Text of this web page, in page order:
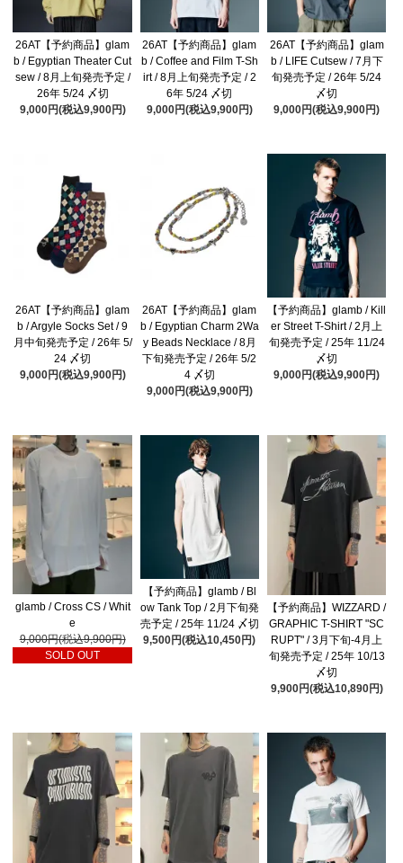
26AT【予約商品】glam
b / Egyptian Theater Cut
sew / 8月上旬発売予定 /
26年 5/24 〆切
9,000円(税込9,900円)
26AT【予約商品】glam
b / Coffee and Film T-Sh
irt / 8月上旬発売予定 / 2
6年 5/24 〆切
9,000円(税込9,900円)
26AT【予約商品】glam
b / LIFE Cutsew / 7月下
旬発売予定 / 26年 5/24
〆切
9,000円(税込9,900円)
26AT【予約商品】glam
b / Argyle Socks Set / 9
月中旬発売予定 / 26年 5/
24 〆切
9,000円(税込9,900円)
26AT【予約商品】glam
b / Egyptian Charm 2Wa
y Beads Necklace / 8月
下旬発売予定 / 26年 5/2
4 〆切
9,000円(税込9,900円)
【予約商品】glamb / Kill
er Street T-Shirt / 2月上
旬発売予定 / 25年 11/24
〆切
9,000円(税込9,900円)
glamb / Cross CS / Whit
e
9,000円(税込9,900円)
SOLD OUT
【予約商品】glamb / Bl
ow Tank Top / 2月下旬発
売予定 / 25年 11/24 〆切
9,500円(税込10,450円)
【予約商品】WIZZARD /
GRAPHIC T-SHIRT "SC
RUPT" / 3月下旬-4月上
旬発売予定 / 25年 10/13
〆切
9,900円(税込10,890円)